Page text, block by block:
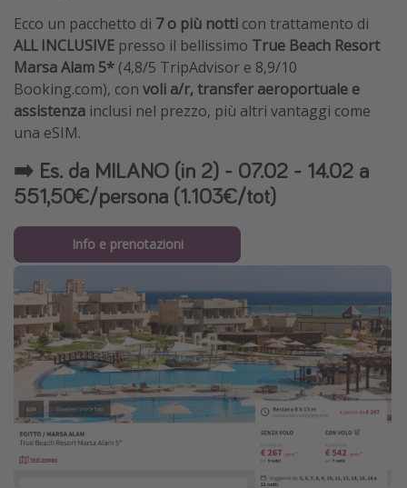
Ecco un pacchetto di 7 o più notti con trattamento di
ALL INCLUSIVE presso il bellissimo True Beach Resort
Marsa Alam 5* (4,8/5 TripAdvisor e 8,9/10
Booking.com), con voli a/r, transfer aeroportuale e
assistenza inclusi nel prezzo, più altri vantaggi come
una eSIM.
➡️ Es. da MILANO (in 2) - 07.02 - 14.02 a
551,50€/persona (1.103€/tot)
Info e prenotazioni